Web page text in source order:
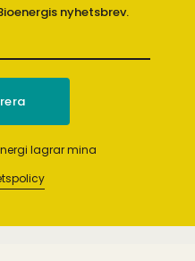
nyhetsbrev.
lagrar mina